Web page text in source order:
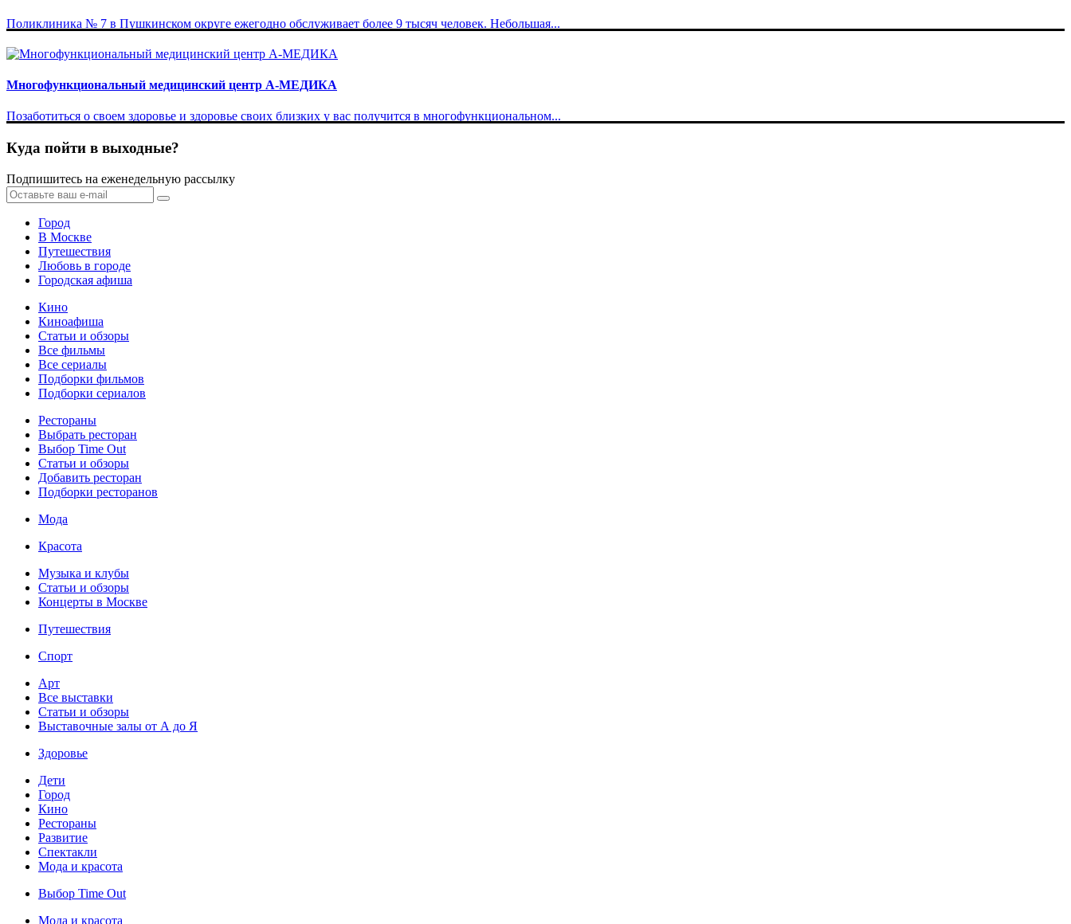
Поликлиника № 7 в Пушкинском округе ежегодно обслуживает более 9 тысяч человек. Небольшая...
Многофункциональный медицинский центр А-МЕДИКА
Позаботиться о своем здоровье и здоровье своих близких у вас получится в многофункциональном...
Куда пойти в выходные?
Подпишитесь на еженедельную рассылку
Город
В Москве
Путешествия
Любовь в городе
Городская афиша
Кино
Киноафиша
Статьи и обзоры
Все фильмы
Все сериалы
Подборки фильмов
Подборки сериалов
Рестораны
Выбрать ресторан
Выбор Time Out
Статьи и обзоры
Добавить ресторан
Подборки ресторанов
Мода
Красота
Музыка и клубы
Статьи и обзоры
Концерты в Москве
Путешествия
Спорт
Арт
Все выставки
Статьи и обзоры
Выставочные залы от А до Я
Здоровье
Дети
Город
Кино
Рестораны
Развитие
Спектакли
Мода и красота
Выбор Time Out
Мода и красота